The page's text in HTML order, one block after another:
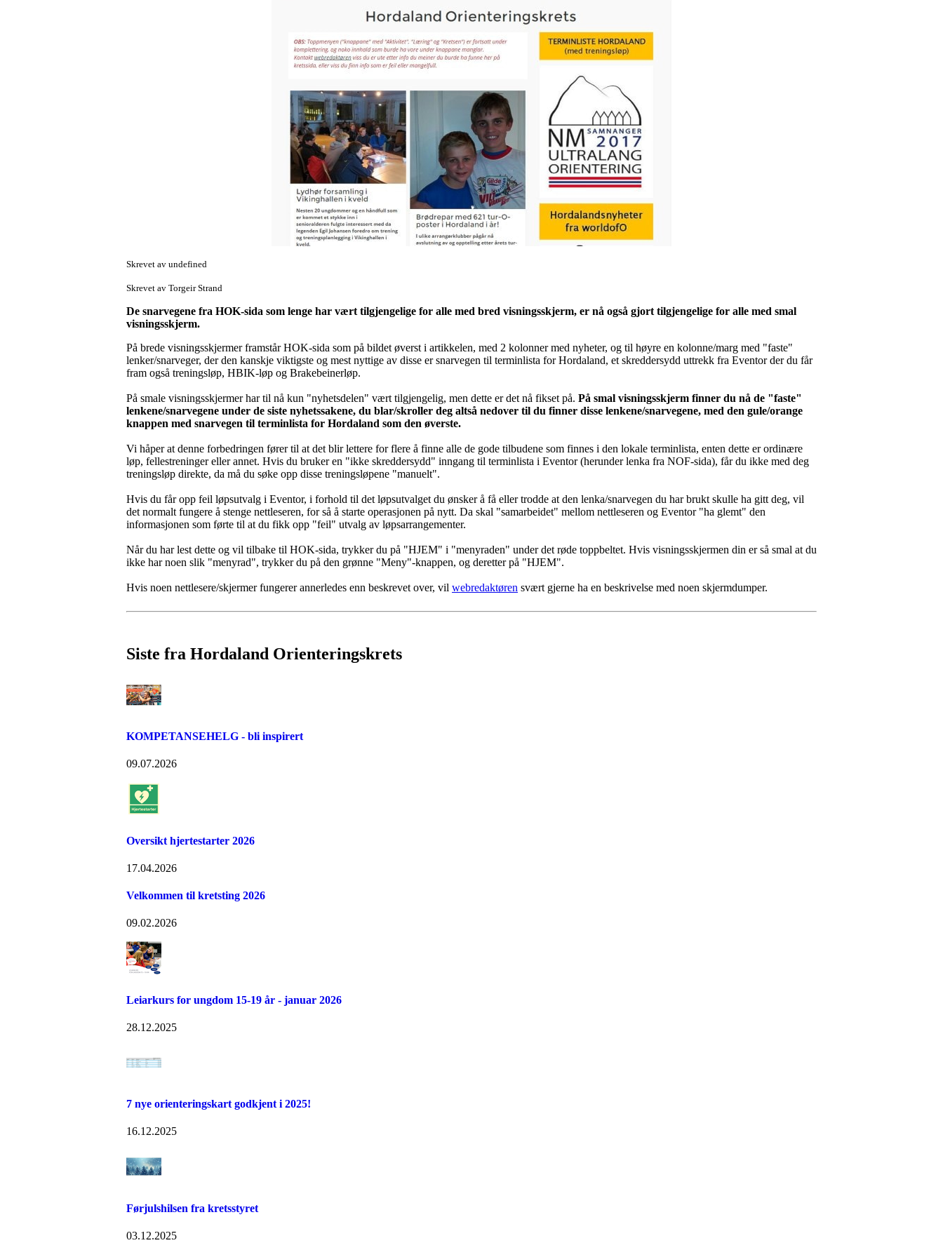
Skrevet av undefined
Skrevet av Torgeir Strand
De snarvegene fra HOK-sida som lenge har vært tilgjengelige for alle med bred visningsskjerm, er nå også gjort tilgjengelige for alle med smal
visningsskjerm.
På brede visningsskjermer framstår HOK-sida som på bildet øverst i artikkelen, med 2 kolonner med nyheter, og til høyre en kolonne/marg med "faste"
lenker/snarveger, der den kanskje viktigste og mest nyttige av disse er snarvegen til terminlista for Hordaland, et skreddersydd uttrekk fra Eventor der du får
fram også treningsløp, HBIK-løp og Brakebeinerløp.
På smale visningsskjermer har til nå kun "nyhetsdelen" vært tilgjengelig, men dette er det nå fikset på. På smal visningsskjerm finner du nå de "faste"
lenkene/snarvegene under de siste nyhetssakene, du blar/skroller deg altså nedover til du finner disse lenkene/snarvegene, med den gule/orange
knappen med snarvegen til terminlista for Hordaland som den øverste.
Vi håper at denne forbedringen fører til at det blir lettere for flere å finne alle de gode tilbudene som finnes i den lokale terminlista, enten dette er ordinære
løp, fellestreninger eller annet. Hvis du bruker en "ikke skreddersydd" inngang til terminlista i Eventor (herunder lenka fra NOF-sida), får du ikke med deg
treningsløp direkte, da må du søke opp disse treningsløpene "manuelt".
Hvis du får opp feil løpsutvalg i Eventor, i forhold til det løpsutvalget du ønsker å få eller trodde at den lenka/snarvegen du har brukt skulle ha gitt deg, vil
det normalt fungere å stenge nettleseren, for så å starte operasjonen på nytt. Da skal "samarbeidet" mellom nettleseren og Eventor "ha glemt" den
informasjonen som førte til at du fikk opp "feil" utvalg av løpsarrangementer.
Når du har lest dette og vil tilbake til HOK-sida, trykker du på "HJEM" i "menyraden" under det røde toppbeltet. Hvis visningsskjermen din er så smal at du
ikke har noen slik "menyrad", trykker du på den grønne "Meny"-knappen, og deretter på "HJEM".
Hvis noen nettlesere/skjermer fungerer annerledes enn beskrevet over, vil webredaktøren svært gjerne ha en beskrivelse med noen skjermdumper.
Siste fra Hordaland Orienteringskrets
KOMPETANSEHELG - bli inspirert
09.07.2026
Oversikt hjertestarter 2026
17.04.2026
Velkommen til kretsting 2026
09.02.2026
Leiarkurs for ungdom 15-19 år - januar 2026
28.12.2025
7 nye orienteringskart godkjent i 2025!
16.12.2025
Førjulshilsen fra kretsstyret
03.12.2025